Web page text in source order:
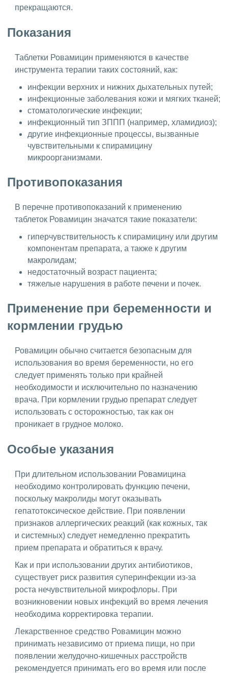
прекращаются.
Показания
Таблетки Ровамицин применяются в качестве
инструмента терапии таких состояний, как:
инфекции верхних и нижних дыхательных путей;
инфекционные заболевания кожи и мягких тканей;
стоматологические инфекции;
инфекционный тип ЗППП (например, хламидиоз);
другие инфекционные процессы, вызванные
чувствительными к спирамицину
микроорганизмами.
Противопоказания
В перечне противопоказаний к применению
таблеток Ровамицин значатся такие показатели:
гиперчувствительность к спирамицину или другим
компонентам препарата, а также к другим
макролидам;
недостаточный возраст пациента;
тяжелые нарушения в работе печени и почек.
Применение при беременности и
кормлении грудью
Ровамицин обычно считается безопасным для
использования во время беременности, но его
следует применять только при крайней
необходимости и исключительно по назначению
врача. При кормлении грудью препарат следует
использовать с осторожностью, так как он
проникает в грудное молоко.
Особые указания
При длительном использовании Ровамицина
необходимо контролировать функцию печени,
поскольку макролиды могут оказывать
гепатотоксическое действие. При появлении
признаков аллергических реакций (как кожных, так
и системных) следует немедленно прекратить
прием препарата и обратиться к врачу.
Как и при использовании других антибиотиков,
существует риск развития суперинфекции из-за
роста нечувствительной микрофлоры. При
возникновении новых инфекций во время лечения
необходима корректировка терапии.
Лекарственное средство Ровамицин можно
принимать независимо от приема пищи, но при
появлении желудочно-кишечных расстройств
рекомендуется принимать его во время или после